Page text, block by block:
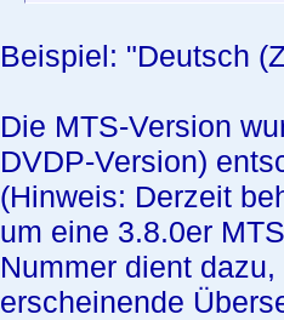
Beispiel: "Deutsch
Die MTS-Version
DVDP-Version)
(Hinweis: Derzeit
um eine 3.8.0er
Nummer dient
erscheinende